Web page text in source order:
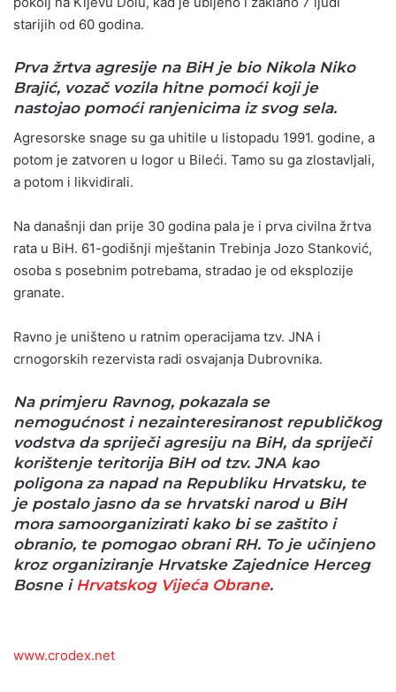
starijih od 60 godina.
Prva žrtva agresije na BiH je bio Nikola Niko
Brajić, vozač vozila hitne pomoći koji je
nastojao pomoći ranjenicima iz svog sela.
Agresorske snage su ga uhitile u listopadu 1991. godine, a
potom je zatvoren u logor u Bileći. Tamo su ga zlostavljali,
a potom i likvidirali.
Na današnji dan prije 30 godina pala je i prva civilna žrtva
rata u BiH. 61-godišnji mještanin Trebinja Jozo Stanković,
osoba s posebnim potrebama, stradao je od eksplozije
granate.
Ravno je uništeno u ratnim operacijama tzv. JNA i
crnogorskih rezervista radi osvajanja Dubrovnika.
Na primjeru Ravnog, pokazala se
nemogućnost i nezainteresiranost republičkog
vodstva da spriječi agresiju na BiH, da spriječi
korištenje teritorija BiH od tzv. JNA kao
poligona za napad na Republiku Hrvatsku, te
je postalo jasno da se hrvatski narod u BiH
mora samoorganizirati kako bi se zaštito i
obranio, te pomogao obrani RH. To je učinjeno
kroz organiziranje Hrvatske Zajednice Herceg
Bosne i Hrvatskog Vijeća Obrane.
www.crodex.net